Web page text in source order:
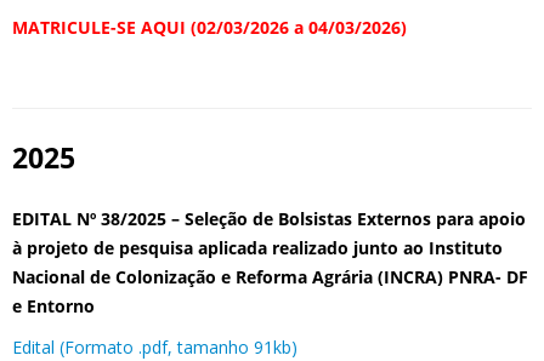
MATRICULE-SE AQUI (02/03/2026 a 04/03/2026)
2025
EDITAL Nº 38/2025 – Seleção de Bolsistas Externos para apoio
à projeto de pesquisa aplicada realizado junto ao Instituto
Nacional de Colonização e Reforma Agrária (INCRA) PNRA- DF
e Entorno
Edital (Formato .pdf, tamanho 91kb)